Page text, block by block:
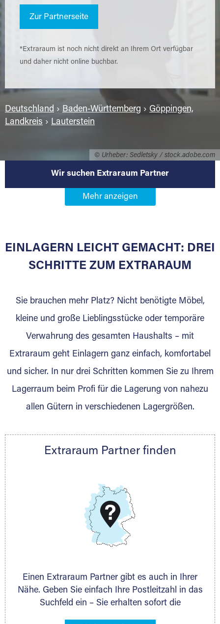
© Urheber: Sedletsky / stock.adobe.com
Zur Partnerseite
*Extraraum ist noch nicht direkt an Ihrem Ort verfügbar
und daher nicht online buchbar.
Deutschland › Baden-Württemberg › Göppingen,
Landkreis › Lauterstein
Wir suchen Extraraum Partner
Werden Sie Extraraum Partner in
Sie bieten Kunden Lagerraum zur Miete, der
für die Einlagerung von Umzugsgut gebaut
Lagerkunden und Vermietungen.
Ihre Vorteile als Extraraum Partner:
Marktgerechte Preise
Digitale Buchungsplattform
Gewinnung von Neukunden
Nachricht.
Telefon:+49 6145 5442 - 404
DMG Aktiengesellschaft
www.dmg-ag.com
EINLAGERN LEICHT GEMACHT: DREI
SCHRITTE ZUM EXTRARAUM
Sie brauchen mehr Platz? Nicht benötigte Möbel,
kleine und große Lieblingsstücke oder temporäre
Verwahrung des gesamten Haushalts – mit
Extraraum geht Einlagern ganz einfach, komfortabel
und sicher. In nur drei Schritten kommen Sie zu Ihrem
Lagerraum beim Profi für die Lagerung von nahezu
allen Gütern in verschiedenen Lagergrößen.
Extraraum Partner finden
Einen Extraraum Partner gibt es auch in Ihrer
Nähe. Geben Sie einfach Ihre Postleitzahl in das
Suchfeld ein – Sie erhalten sofort die